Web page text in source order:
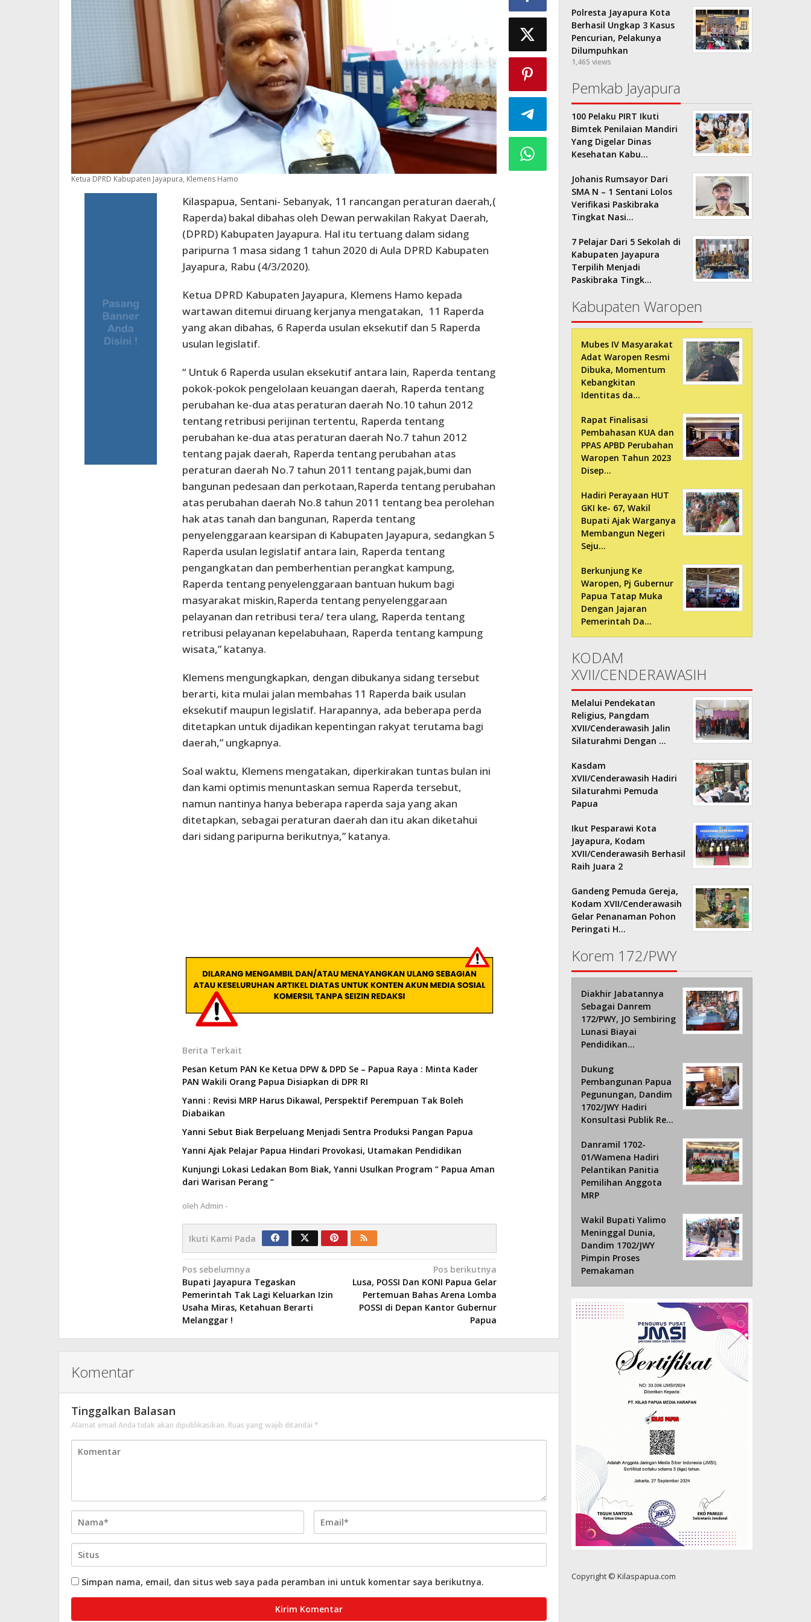
Ketua DPRD Kabupaten Jayapura, Klemens Hamo
Kilaspapua, Sentani- Sebanyak, 11 rancangan peraturan daerah,(
Raperda) bakal dibahas oleh Dewan perwakilan Rakyat Daerah,
(DPRD) Kabupaten Jayapura. Hal itu tertuang dalam sidang
paripurna 1 masa sidang 1 tahun 2020 di Aula DPRD Kabupaten
Jayapura, Rabu (4/3/2020).
Ketua DPRD Kabupaten Jayapura, Klemens Hamo kepada
wartawan ditemui diruang kerjanya mengatakan, 11 Raperda
yang akan dibahas, 6 Raperda usulan eksekutif dan 5 Raperda
usulan legislatif.
“ Untuk 6 Raperda usulan eksekutif antara lain, Raperda tentang
pokok-pokok pengelolaan keuangan daerah, Raperda tentang
perubahan ke-dua atas peraturan daerah No.10 tahun 2012
tentang retribusi perijinan tertentu, Raperda tentang
perubahan ke-dua atas peraturan daerah No.7 tahun 2012
tentang pajak daerah, Raperda tentang perubahan atas
peraturan daerah No.7 tahun 2011 tentang pajak,bumi dan
bangunan pedesaan dan perkotaan,Raperda tentang perubahan
atas perubahan daerah No.8 tahun 2011 tentang bea perolehan
hak atas tanah dan bangunan, Raperda tentang
penyelenggaraan kearsipan di Kabupaten Jayapura, sedangkan 5
Raperda usulan legislatif antara lain, Raperda tentang
pengangkatan dan pemberhentian perangkat kampung,
Raperda tentang penyelenggaraan bantuan hukum bagi
masyarakat miskin,Raperda tentang penyelenggaraan
pelayanan dan retribusi tera/ tera ulang, Raperda tentang
retribusi pelayanan kepelabuhaan, Raperda tentang kampung
wisata,” katanya.
Klemens mengungkapkan, dengan dibukanya sidang tersebut
berarti, kita mulai jalan membahas 11 Raperda baik usulan
eksekutif maupun legislatif. Harapannya, ada beberapa perda
ditetapkan untuk dijadikan kepentingan rakyat terutama bagi
daerah,” ungkapnya.
Soal waktu, Klemens mengatakan, diperkirakan tuntas bulan ini
dan kami optimis menuntaskan semua Raperda tersebut,
namun nantinya hanya beberapa raperda saja yang akan
ditetapkan, sebagai peraturan daerah dan itu akan diketahui
dari sidang paripurna berikutnya,” katanya.
Berita Terkait
Pesan Ketum PAN Ke Ketua DPW & DPD Se – Papua Raya : Minta Kader
PAN Wakili Orang Papua Disiapkan di DPR RI
Yanni : Revisi MRP Harus Dikawal, Perspektif Perempuan Tak Boleh
Diabaikan
Yanni Sebut Biak Berpeluang Menjadi Sentra Produksi Pangan Papua
Yanni Ajak Pelajar Papua Hindari Provokasi, Utamakan Pendidikan
Kunjungi Lokasi Ledakan Bom Biak, Yanni Usulkan Program ” Papua Aman
dari Warisan Perang “
oleh Admin -
Ikuti Kami Pada
Navigasi
pos
Pos sebelumnya
Bupati Jayapura Tegaskan
Pemerintah Tak Lagi Keluarkan Izin
Usaha Miras, Ketahuan Berarti
Melanggar !
Pos berikutnya
Lusa, POSSI Dan KONI Papua Gelar
Pertemuan Bahas Arena Lomba
POSSI di Depan Kantor Gubernur
Papua
Komentar
Tinggalkan Balasan
Alamat email Anda tidak akan dipublikasikan. Ruas yang wajib ditandai *
Simpan nama, email, dan situs web saya pada peramban ini untuk komentar saya berikutnya.
Polresta Jayapura Kota
Berhasil Ungkap 3 Kasus
Pencurian, Pelakunya
Dilumpuhkan
1,465 views
Pemkab Jayapura
100 Pelaku PIRT Ikuti
Bimtek Penilaian Mandiri
Yang Digelar Dinas
Kesehatan Kabu…
Johanis Rumsayor Dari
SMA N – 1 Sentani Lolos
Verifikasi Paskibraka
Tingkat Nasi…
7 Pelajar Dari 5 Sekolah di
Kabupaten Jayapura
Terpilih Menjadi
Paskibraka Tingk…
Kabupaten Waropen
Mubes IV Masyarakat
Adat Waropen Resmi
Dibuka, Momentum
Kebangkitan
Identitas da…
Rapat Finalisasi
Pembahasan KUA dan
PPAS APBD Perubahan
Waropen Tahun 2023
Disep…
Hadiri Perayaan HUT
GKI ke- 67, Wakil
Bupati Ajak Warganya
Membangun Negeri
Seju…
Berkunjung Ke
Waropen, Pj Gubernur
Papua Tatap Muka
Dengan Jajaran
Pemerintah Da…
KODAM
XVII/CENDERAWASIH
Melalui Pendekatan
Religius, Pangdam
XVII/Cenderawasih Jalin
Silaturahmi Dengan …
Kasdam
XVII/Cenderawasih Hadiri
Silaturahmi Pemuda
Papua
Ikut Pesparawi Kota
Jayapura, Kodam
XVII/Cenderawasih Berhasil
Raih Juara 2
Gandeng Pemuda Gereja,
Kodam XVII/Cenderawasih
Gelar Penanaman Pohon
Peringati H…
Korem 172/PWY
Diakhir Jabatannya
Sebagai Danrem
172/PWY, JO Sembiring
Lunasi Biayai
Pendidikan…
Dukung
Pembangunan Papua
Pegunungan, Dandim
1702/JWY Hadiri
Konsultasi Publik Re…
Danramil 1702-
01/Wamena Hadiri
Pelantikan Panitia
Pemilihan Anggota
MRP
Wakil Bupati Yalimo
Meninggal Dunia,
Dandim 1702/JWY
Pimpin Proses
Pemakaman
Copyright © Kilaspapua.com